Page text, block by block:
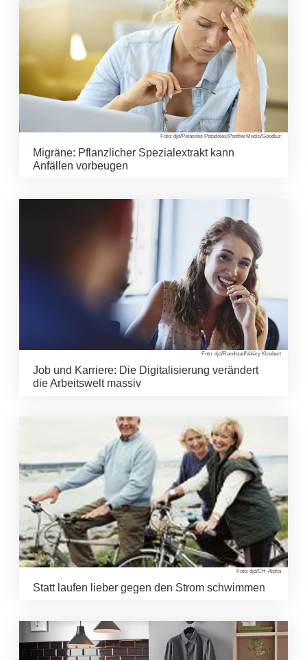
Foto: djd/Petasites Petadolex/PantherMedia/Goodluz
Migräne: Pflanzlicher Spezialextrakt kann
Anfällen vorbeugen
Foto: djd/Randstad/Valèry Kloubert
Job und Karriere: Die Digitalisierung verändert
die Arbeitswelt massiv
Foto: djd/CH-Alpha
Statt laufen lieber gegen den Strom schwimmen